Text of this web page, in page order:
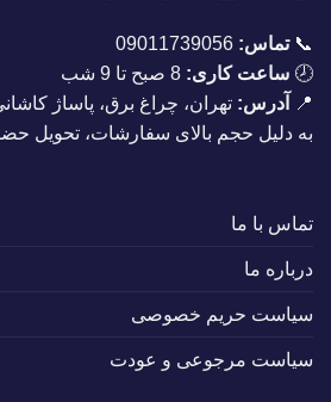
📞تماس: 09011739056
🕗 ساعت کاری:
📍
آدرس: تهران، چراغ برق، پاساژ
به دلیل حجم بالای سفارشات، تحویل
تماس با ما
درباره ما
سیاست حریم خصوصی
سیاست مرجوعی و عودت